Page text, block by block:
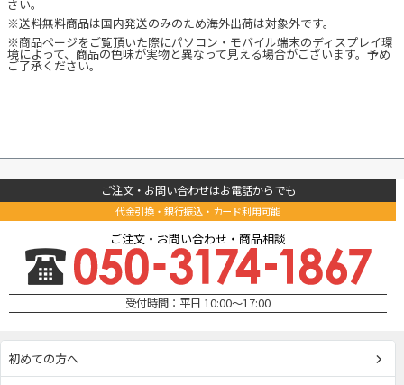
さい。
※送料無料商品は国内発送のみのため海外出荷は対象外です。
※商品ページをご覧頂いた際にパソコン・モバイル端末のディスプレイ環
境によって、商品の色味が実物と異なって見える場合がございます。予め
ご了承ください。
ご注文・お問い合わせはお電話からでも
代金引換・銀行振込・カード利用可能
ご注文・お問い合わせ・商品相談
受付時間：平日 10:00～17:00
初めての方へ